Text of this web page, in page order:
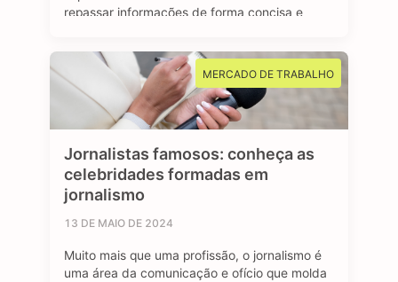
repassar informações de forma concisa e
esportivos são responsáveis por cobrir
diversos eventos, campeonatos e
competições esportivas, com objetivo de
manter o público bem informado sobre os
resultados, bastidores …
MERCADO DE TRABALHO
Jornalistas famosos: conheça as
celebridades formadas em
jornalismo
13 DE MAIO DE 2024
Muito mais que uma profissão, o jornalismo é
uma área da comunicação e ofício que molda